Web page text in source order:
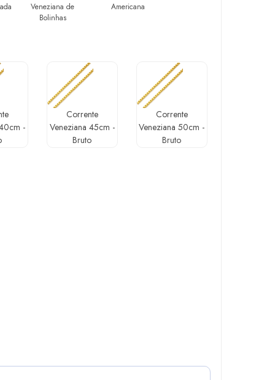
Veneziana de
Bolinhas
Americana
-
Corrente
Veneziana 45cm -
Bruto
Corrente
Veneziana 50cm -
Bruto